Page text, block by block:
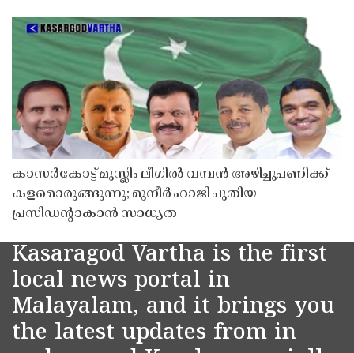
കാസർകോട്ട് മുസ്ലിം ലീഗിൽ വമ്പൻ അഴിച്ചുപണിക്ക്
കളമൊരുങ്ങുന്നു; മുനീർ ഹാജി പുതിയ
പ്രസിഡൻ്റാകാൻ സാധ്യത
Kasaragod Vartha is the first
local news portal in
Malayalam, and it brings you
the latest updates from in